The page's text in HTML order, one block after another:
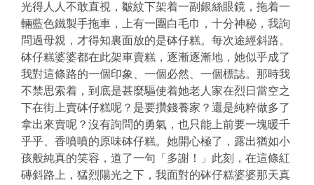
光得人人不敢直視，皺紋下架着一副銀絲眼鏡，拖着一
輛藍色鐵製手拖車，上有一團白毛巾，十分神秘，我詢
問過母親，才得知裏面放的是砵仔糕。每次途經斜路。
砵仔糕婆婆都在此架車賣糕，逐漸逐漸地，她似乎成了
我對這條路的一個印象、一個必然、一個標誌。那時我
不禁思索着，到底是甚麼驅使着她老人家在烈日當空之
下在街上賣砵仔糕呢？是要攢錢養家？還是純粹做多了
拿出來賣呢？沒有詢問的勇氣，也只能上前要一塊暖千
乎乎、香噴噴的原味砵仔糕。她開心極了，露出猶如小
孩般純真的笑容，道了一句「多謝！」此刻，在這條紅
磚斜路上，猛烈陽光之下，我面對的砵仔糕婆婆那天真